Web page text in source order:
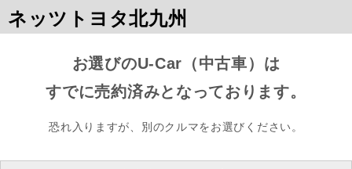
ネッツトヨタ北九州
お選びのU-Car（中古車）は
すでに売約済みとなっております。
恐れ入りますが、別のクルマをお選びください。